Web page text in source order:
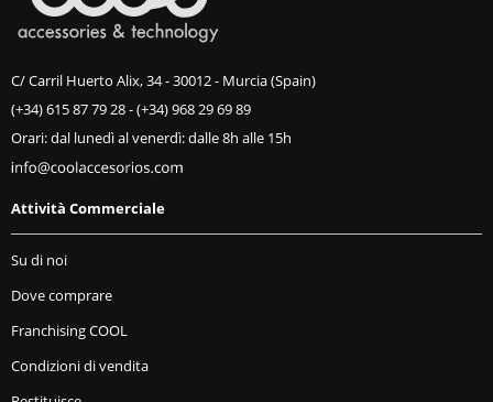
C/ Carril Huerto Alix, 34 - 30012 - Murcia (Spain)
(+34) 615 87 79 28-(+34) 968 29 69 89
Orari: dal lunedì al venerdì: dalle 8h alle 15h
Attività Commerciale
Su di noi
Dove comprare
Franchising COOL
Condizioni di vendita